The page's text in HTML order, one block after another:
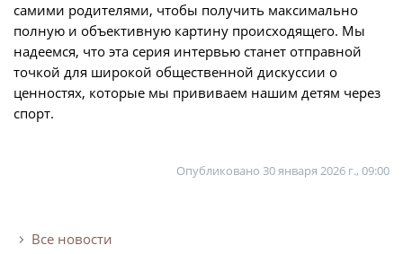
Опубликовано 30 января 2026 г., 09:00
Все новости
самими родителями, чтобы получить максимально
полную и объективную картину происходящего. Мы
надеемся, что эта серия интервью станет отправной
точкой для широкой общественной дискуссии о
ценностях, которые мы прививаем нашим детям через
спорт.